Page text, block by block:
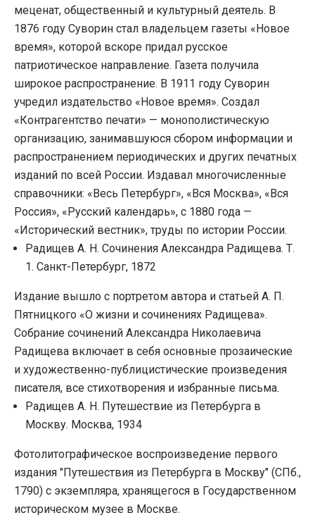
меценат, общественный и культурный деятель. В
1876 году Суворин стал владельцем газеты «Новое
время», которой вскоре придал русское
патриотическое направление. Газета получила
широкое распространение. В 1911 году Суворин
учредил издательство «Новое время». Создал
«Контрагентство печати» — монополистическую
организацию, занимавшуюся сбором информации и
распространением периодических и других печатных
изданий по всей России. Издавал многочисленные
справочники: «Весь Петербург», «Вся Москва», «Вся
Россия», «Русский календарь», с 1880 года —
«Исторический вестник», труды по истории России.
Радищев А. Н. Сочинения Александра Радищева. Т.
1. Санкт-Петербург, 1872
Издание вышло с портретом автора и статьей А. П.
Пятницкого «О жизни и сочинениях Радищева».
Собрание сочинений Александра Николаевича
Радищева включает в себя основные прозаические
и художественно-публицистические произведения
писателя, все стихотворения и избранные письма.
Радищев А. Н. Путешествие из Петербурга в
Москву. Москва, 1934
Фотолитографическое воспроизведение первого
издания "Путешествия из Петербурга в Москву" (СПб.,
1790) с экземпляра, хранящегося в Государственном
историческом музее в Москве.